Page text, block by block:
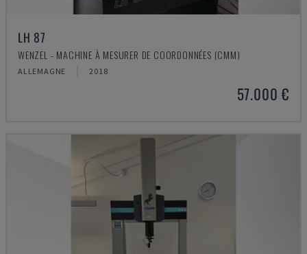
LH 87
WENZEL - MACHINE À MESURER DE COORDONNÉES (CMM)
ALLEMAGNE 2018
57.000 €